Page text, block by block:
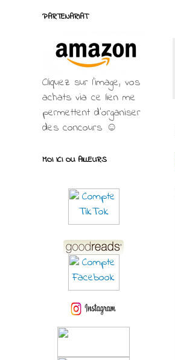
PARTENARIAT
Cliquez sur l'image, vos
achats via ce lien me
permettent d’organiser
des concours ☺
MOI ICI OU AILLEURS